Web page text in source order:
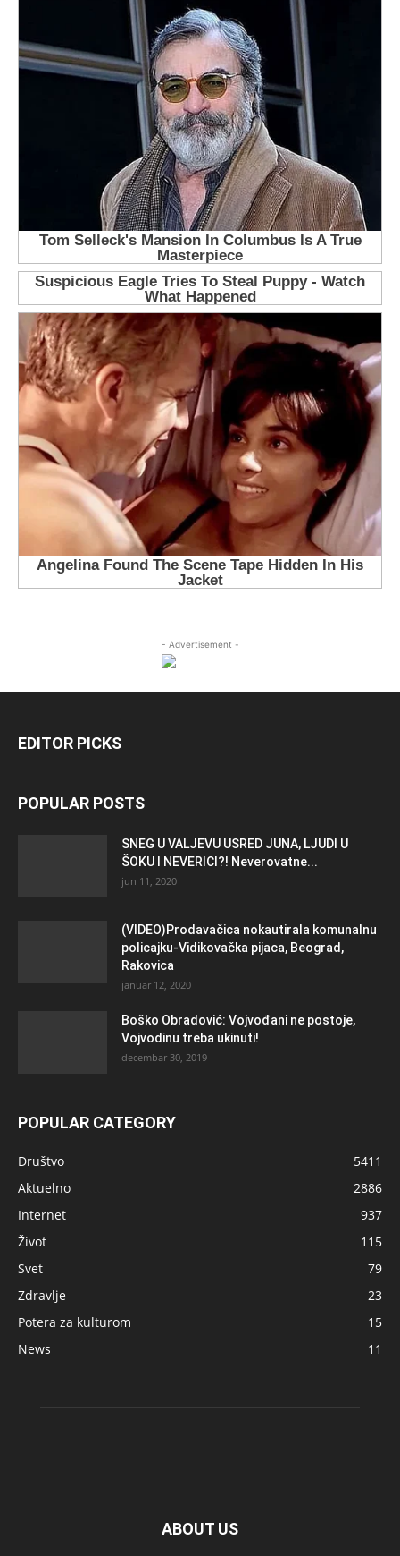
- Advertisement -
EDITOR PICKS
POPULAR POSTS
SNEG U VALJEVU USRED JUNA, LJUDI U
ŠOKU I NEVERICI?! Neverovatne...
jun 11, 2020
(VIDEO)Prodavačica nokautirala komunalnu
policajku-Vidikovačka pijaca, Beograd,
Rakovica
januar 12, 2020
Boško Obradović: Vojvođani ne postoje,
Vojvodinu treba ukinuti!
decembar 30, 2019
POPULAR CATEGORY
Društvo
5411
Aktuelno
2886
Internet
937
Život
115
Svet
79
Zdravlje
23
Potera za kulturom
15
News
11
ABOUT US